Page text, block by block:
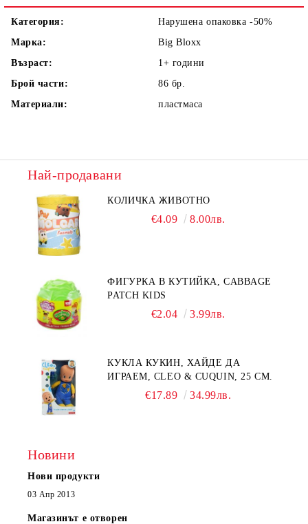
Категория:
Нарушена опаковка -50%
Марка:
Big Bloxx
Възраст:
1+ години
Брой части:
86 бр.
Материали:
пластмаса
Най-продавани
КОЛИЧКА ЖИВОТНО
€4.09 8.00лв.
ФИГУРКА В КУТИЙКА, CABBAGE
PATCH KIDS
€2.04 3.99лв.
КУКЛА КУКИН, ХАЙДЕ ДА
ИГРАЕМ, CLEO & CUQUIN, 25 СМ.
€17.89 34.99лв.
Новини
Нови продукти
03 Апр 2013
Магазинът е отворен